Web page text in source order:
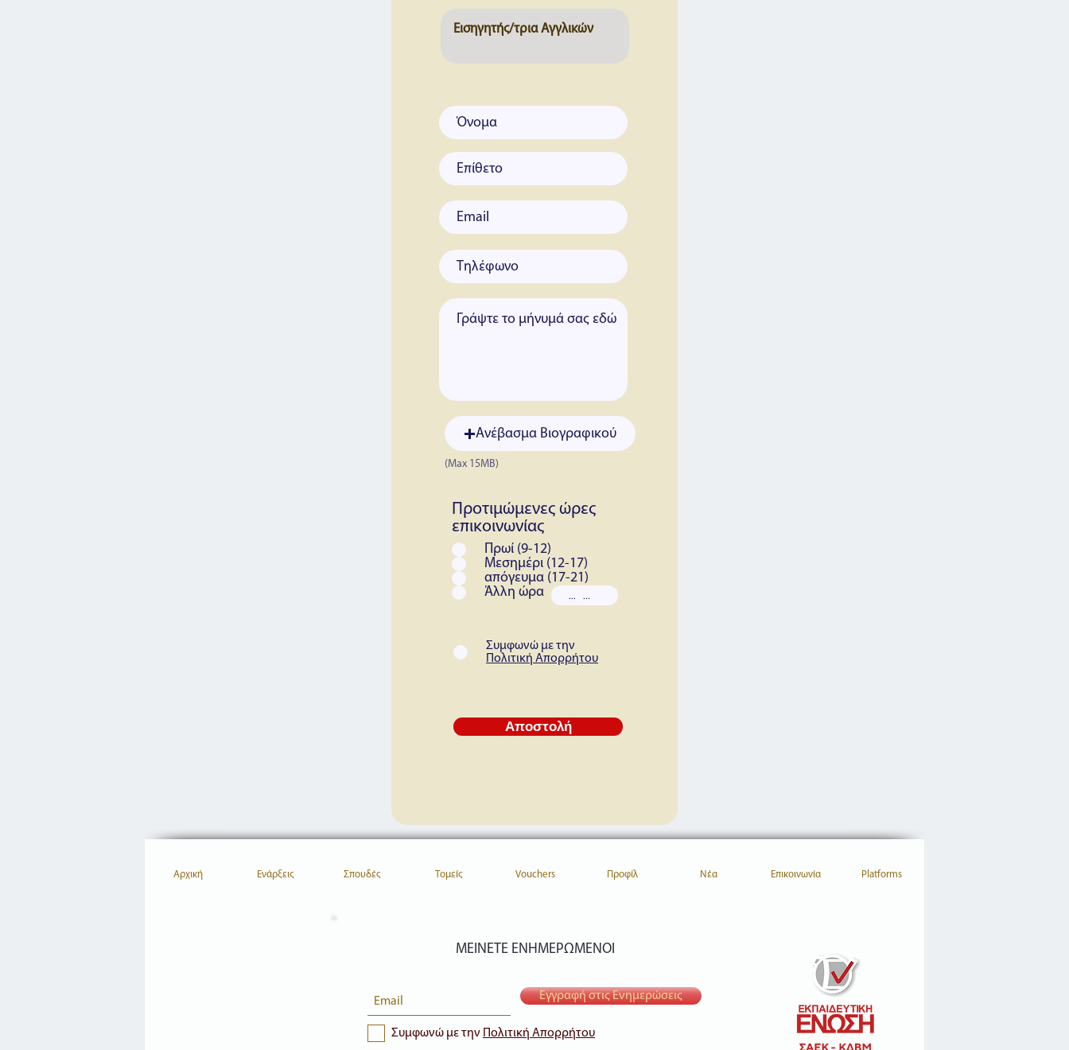
Ανέβασμα Βιογραφικού
(Max 15MB)
Προτιμώμενες ώρες
επικοινωνίας
Πρωί (9-12)
Μεσημέρι (12-17)
απόγευμα (17-21)
Άλλη ώρα
Συμφωνώ με την
Πολιτική Απορρήτου
Αποστολή
Αρχική Ενάρξεις Σπουδές Τομείς Vouchers Προφίλ Νέα Επικοινωνία Platforms
ΜΕΙΝΕΤΕ ΕΝΗΜΕΡΩΜΕΝΟΙ
Συμφωνώ με την Πολιτική Απορρήτου
Εγγραφή στις Ενημερώσεις